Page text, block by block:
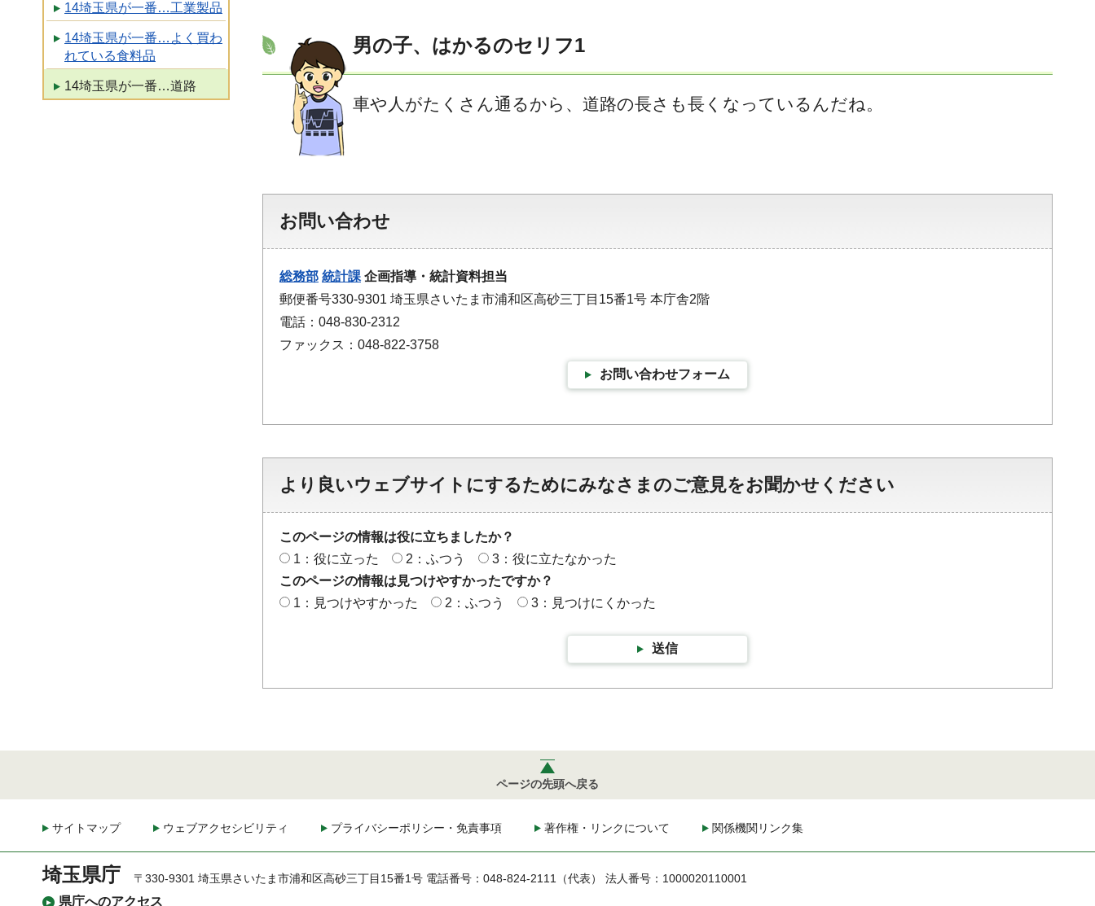
14埼玉県が一番…工業製品
14埼玉県が一番…よく買わ
れている食料品
14埼玉県が一番…道路
男の子、はかるのセリフ1
車や人がたくさん通るから、道路の長さも長くなっているんだね。
お問い合わせ
総務部 統計課 企画指導・統計資料担当
郵便番号330-9301 埼玉県さいたま市浦和区高砂三丁目15番1号 本庁舎2階
電話：048-830-2312
ファックス：048-822-3758
お問い合わせフォーム
より良いウェブサイトにするためにみなさまのご意見をお聞かせください
このページの情報は役に立ちましたか？
1：役に立った
2：ふつう
3：役に立たなかった
このページの情報は見つけやすかったですか？
1：見つけやすかった
2：ふつう 3：見つけにくかった
送信
ページの先頭へ戻る
サイトマップ ウェブアクセシビリティ プライバシーポリシー・免責事項 著作権・リンクについて 関係機関リンク集
埼玉県庁
県庁へのアクセス
〒330-9301 埼玉県さいたま市浦和区高砂三丁目15番1号 電話番号：048-824-2111（代表） 法人番号：1000020110001